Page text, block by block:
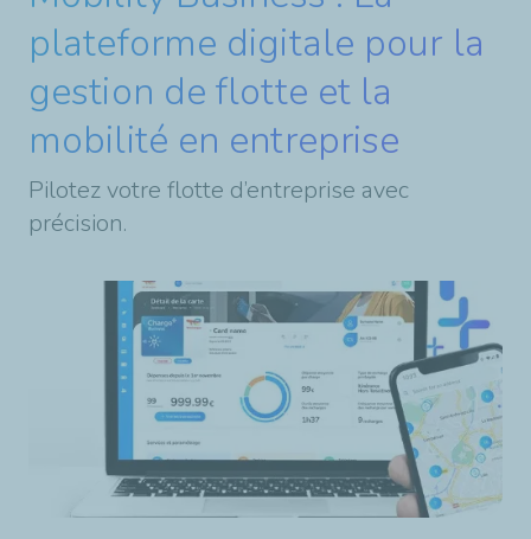
plateforme digitale pour la
gestion de flotte et la
mobilité en entreprise
Pilotez votre flotte d’entreprise avec
précision.